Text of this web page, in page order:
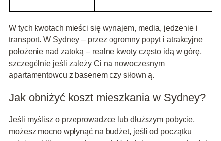
W tych kwotach mieści się wynajem, media, jedzenie i
transport. W Sydney – przez ogromny popyt i atrakcyjne
położenie nad zatoką – realne kwoty często idą w górę,
szczególnie jeśli zależy Ci na nowoczesnym
apartamentowcu z basenem czy siłownią.
Jak obniżyć koszt mieszkania w Sydney?
Jeśli myślisz o przeprowadzce lub dłuższym pobycie,
możesz mocno wpłynąć na budżet, jeśli od początku